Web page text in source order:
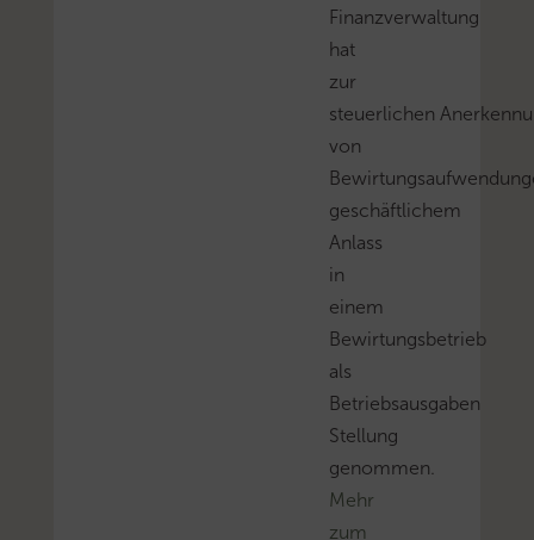
Finanzverwaltung
hat
zur
steuerlichen
von
geschäftlichem
Anlass
in
einem
Bewirtungsbetrieb
als
Betriebsausgaben
Stellung
genommen.
Mehr
zum